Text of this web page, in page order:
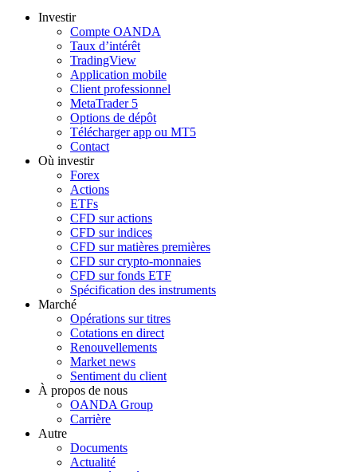
Investir
Compte OANDA
Taux d’intérêt
TradingView
Application mobile
Client professionnel
MetaTrader 5
Options de dépôt
Télécharger app ou MT5
Contact
Où investir
Forex
Actions
ETFs
CFD sur actions
CFD sur indices
CFD sur matières premières
CFD sur crypto-monnaies
CFD sur fonds ETF
Spécification des instruments
Marché
Opérations sur titres
Cotations en direct
Renouvellements
Market news
Sentiment du client
À propos de nous
OANDA Group
Carrière
Autre
Documents
Actualité